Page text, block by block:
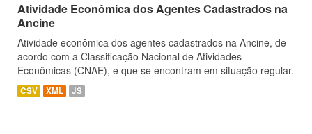
Atividade Econômica dos Agentes Cadastrados na
Ancine
Atividade econômica dos agentes cadastrados na Ancine, de
acordo com a Classificação Nacional de Atividades
Econômicas (CNAE), e que se encontram em situação regular.
CSV XML JS